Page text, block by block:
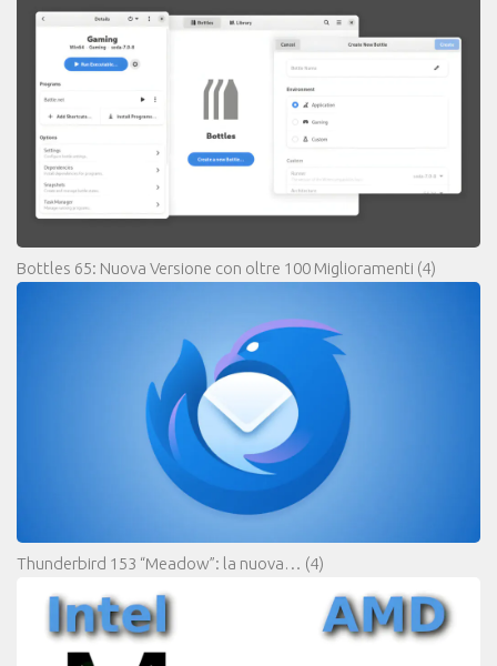
Bottles 65: Nuova Versione con oltre 100 Miglioramenti (4)
Thunderbird 153 “Meadow”: la nuova… (4)